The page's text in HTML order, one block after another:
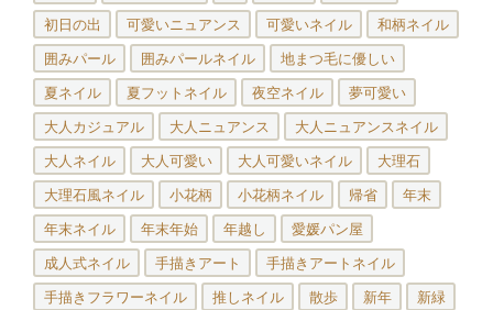
初日の出 可愛いニュアンス 可愛いネイル 和柄ネイル
囲みパール 囲みパールネイル 地まつ毛に優しい
夏ネイル 夏フットネイル 夜空ネイル 夢可愛い
大人カジュアル 大人ニュアンス 大人ニュアンスネイル
大人ネイル 大人可愛い 大人可愛いネイル 大理石
大理石風ネイル 小花柄 小花柄ネイル 帰省 年末
年末ネイル 年末年始 年越し 愛媛パン屋
成人式ネイル 手描きアート 手描きアートネイル
手描きフラワーネイル 推しネイル 散歩 新年 新緑